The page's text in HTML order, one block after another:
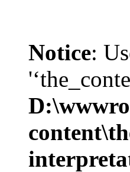
Notice: